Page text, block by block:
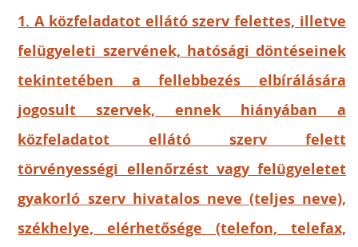
1. A közfeladatot ellátó szerv felettes, illetve
felügyeleti szervének, hatósági döntéseinek
tekintetében a fellebbezés elbírálására
jogosult szervek, ennek hiányában a
közfeladatot ellátó szerv felett
törvényességi ellenőrzést vagy felügyeletet
gyakorló szerv hivatalos neve (teljes neve),
székhelye, elérhetősége (telefon, telefax,